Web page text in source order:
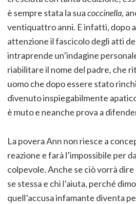
è sempre stata la suacoccinella,
ventiquattro anni. E infatti, dopo
attenzione il fascicolo degli atti
intraprende un’indagine
riabilitare il nome del padre, che
uomo che dopo essere stato
divenuto inspiegabilmente
è muto e neanche prova a
La povera Ann non riesce a
reazione e farà l’impossibile per
colpevole. Anche se ciò vorrà
se stessa e chi l’aiuta, perché
quell’accusa infamante diventa